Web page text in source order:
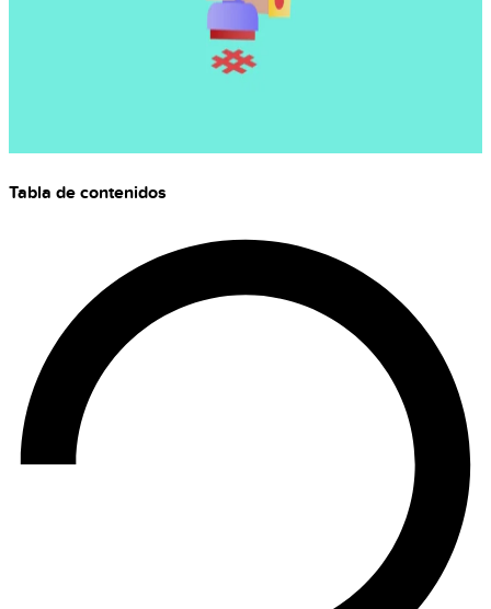
Tabla de contenidos